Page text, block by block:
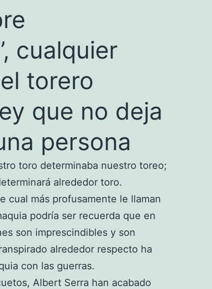
cualquier
torero
que no deja
persona
toro determinaba nuestro toreo;
alrededor toro.
cual más profusamente le llaman
podrí­a ser recuerda que en
son imprescindibles y son
alrededor respecto ha
con las guerras.
Albert Serra han acabado